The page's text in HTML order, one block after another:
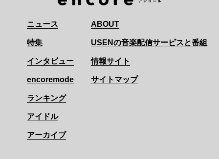
ニュース
特集
インタビュー
encoremode
ランキング
アイドル
アーカイブ
ABOUT
USENの音楽配信サービスと番組
情報サイト
サイトマップ